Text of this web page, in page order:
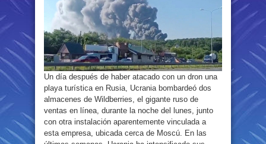
y
deja
cinco
muertos
a
70
km
Kremlin
Un día después de haber atacado con un dron una
playa turística en Rusia, Ucrania bombardeó dos
almacenes de Wildberries, el gigante ruso de
ventas en línea, durante la noche del lunes, junto
con otra instalación aparentemente vinculada a
esta empresa, ubicada cerca de Moscú. En las